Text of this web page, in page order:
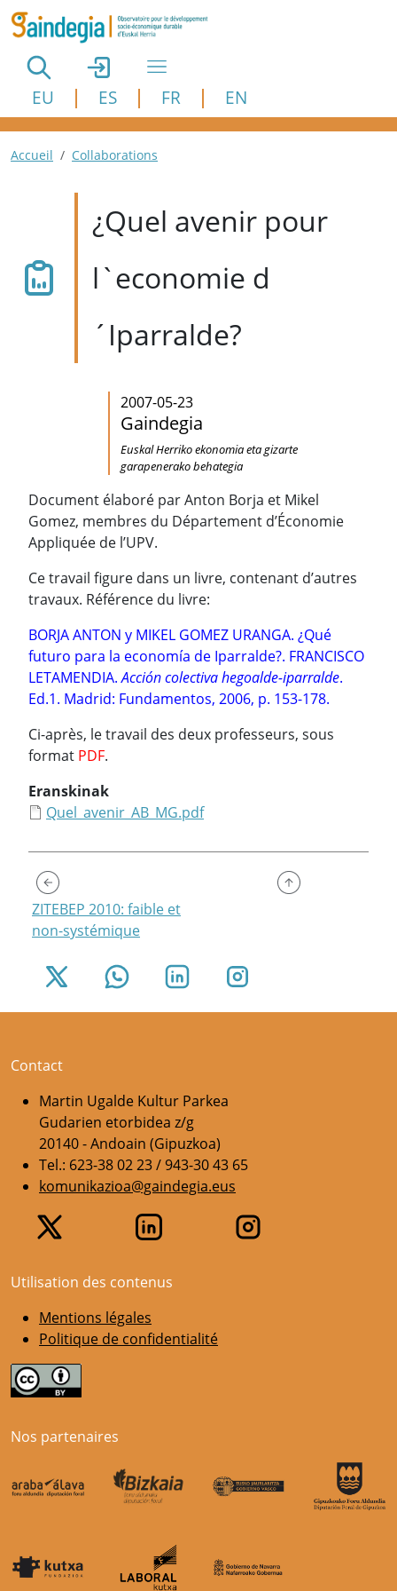
Aller au contenu principal
EU ES FR EN
Fil d'Ariane
Accueil Collaborations
¿Quel avenir pour
l`economie d
´Iparralde?
2007-05-23
Gaindegia
Euskal Herriko ekonomia eta gizarte
garapenerako behategia
Document élaboré par Anton Borja et Mikel
Gomez, membres du Département d’Économie
Appliquée de l’UPV.
Ce travail figure dans un livre, contenant d’autres
travaux. Référence du livre:
BORJA ANTON y MIKEL GOMEZ URANGA. ¿Qué
futuro para la economía de Iparralde?. FRANCISCO
LETAMENDIA.Acción colectiva hegoalde-iparralde.
Ed.1. Madrid: Fundamentos, 2006, p. 153-178.
Ci-après, le travail des deux professeurs, sous
format PDF.
Eranskinak
Quel_avenir_AB_MG.pdf
ZITEBEP 2010: faible et
non-systémique
Contact
Martin Ugalde Kultur Parkea
Gudarien etorbidea z/g
20140 - Andoain (Gipuzkoa)
Tel.: 623-38 02 23 / 943-30 43 65
komunikazioa@gaindegia.eus
Utilisation des contenus
Mentions légales
Politique de confidentialité
Nos partenaires